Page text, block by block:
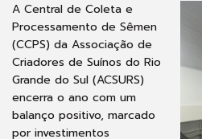
A Central de Coleta e
Processamento de Sêmen
(CCPS) da Associação de
Criadores de Suínos do Rio
Grande do Sul (ACSURS)
encerra o ano com um
balanço positivo, marcado
por investimentos